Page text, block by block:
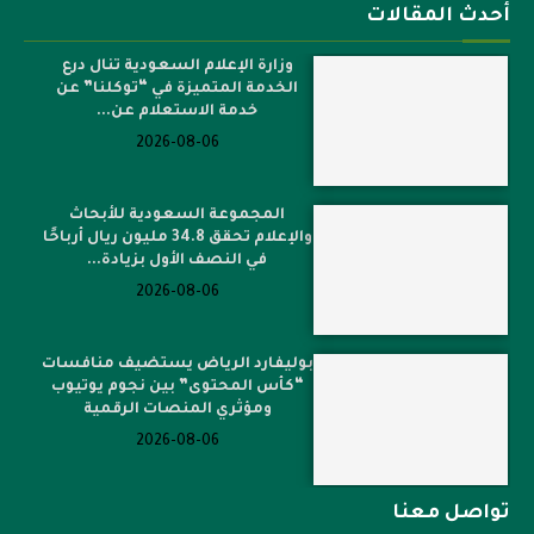
أحدث المقالات
وزارة الإعلام السعودية تنال درع
الخدمة المتميزة في “توكلنا” عن
خدمة الاستعلام عن...
2026-08-06
المجموعة السعودية للأبحاث
والإعلام تحقق 34.8 مليون ريال أرباحًا
في النصف الأول بزيادة...
2026-08-06
بوليفارد الرياض يستضيف منافسات
“كأس المحتوى” بين نجوم يوتيوب
ومؤثري المنصات الرقمية
2026-08-06
تواصل معنا